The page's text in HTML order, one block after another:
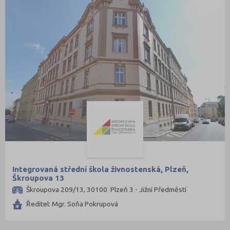
Ostrava-město (12)
Pardubice (8)
Pelhřimov (6)
Písek (2)
Plzeň-jih (1)
Plzeň-město (13)
Praha-východ (3)
Praha-západ (1)
Prachatice (1)
Integrovaná střední škola živnostenská, Plzeň,
Škroupova 13
Škroupova 209/13, 30100 Plzeň 3 - Jižní Předměstí
Ředitel: Mgr. Soňa Pokrupová